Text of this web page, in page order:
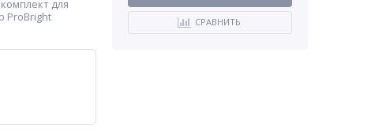
для
ProBright
СРАВНИТЬ